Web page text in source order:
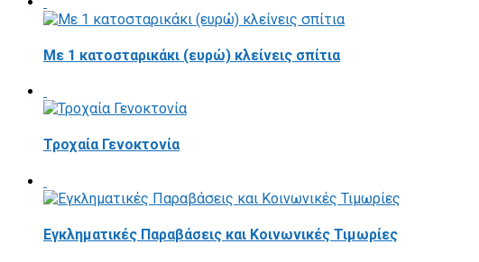
Με 1 κατοσταρικάκι (ευρώ) κλείνεις σπίτια
Τροχαία Γενοκτονία
Εγκληματικές Παραβάσεις και Κοινωνικές Τιμωρίες